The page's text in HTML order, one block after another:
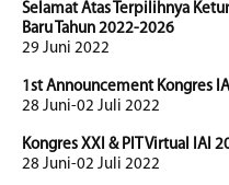
Selamat Atas Terpilihnya
Baru Tahun 2022-2026
29 Juni 2022
1st Announcement Kongres
28 Juni-02 Juli 2022
Kongres XXI & PIT Virtual IAI
28 Juni-02 Juli 2022